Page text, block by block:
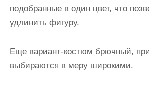
подобранные в один цвет, что
удлинить фигуру.
Еще вариант-костюм брючный,
выбираются в меру широкими.